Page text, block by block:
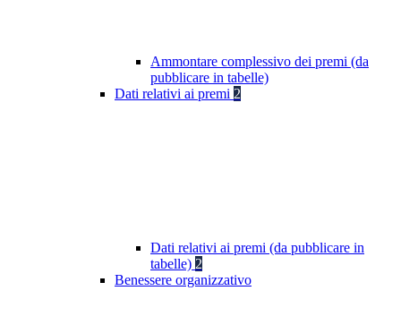
Ammontare complessivo dei premi (da
pubblicare in tabelle)
Dati relativi ai premi 2
Dati relativi ai premi (da pubblicare in
tabelle) 2
Benessere organizzativo